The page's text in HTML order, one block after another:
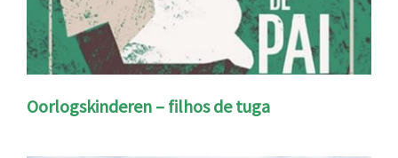
Oorlogskinderen – filhos de tuga